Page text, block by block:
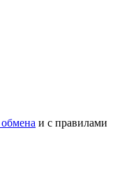
и с правилами